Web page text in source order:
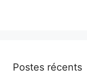
Postes récents